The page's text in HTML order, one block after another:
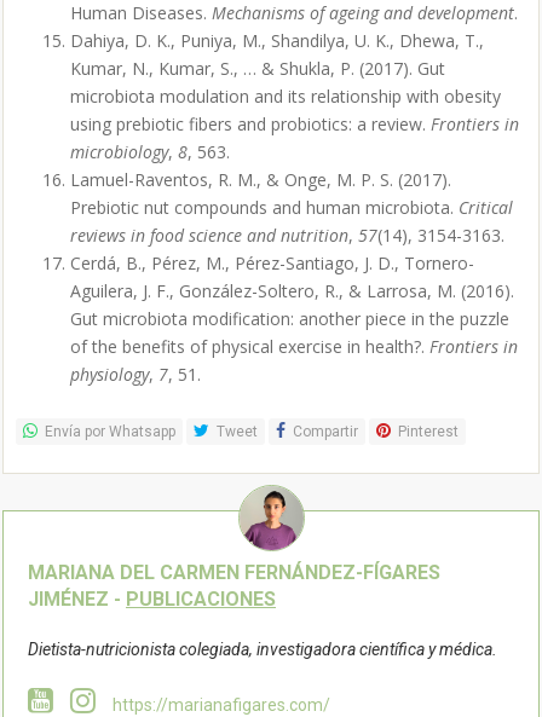
Human Diseases. Mechanisms of ageing and development.
Dahiya, D. K., Puniya, M., Shandilya, U. K., Dhewa, T.,
Kumar, N., Kumar, S., … & Shukla, P. (2017). Gut
microbiota modulation and its relationship with obesity
using prebiotic fibers and probiotics: a review. Frontiers in
microbiology, 8, 563.
Lamuel-Raventos, R. M., & Onge, M. P. S. (2017).
Prebiotic nut compounds and human microbiota. Critical
reviews in food science and nutrition, 57(14), 3154-3163.
Cerdá, B., Pérez, M., Pérez-Santiago, J. D., Tornero-
Aguilera, J. F., González-Soltero, R., & Larrosa, M. (2016).
Gut microbiota modification: another piece in the puzzle
of the benefits of physical exercise in health?. Frontiers in
physiology, 7, 51.
Envía por Whatsapp Tweet Compartir Pinterest
MARIANA DEL CARMEN FERNÁNDEZ-FÍGARES
JIMÉNEZ - PUBLICACIONES
Dietista-nutricionista colegiada, investigadora científica y médica.
https://marianafigares.com/